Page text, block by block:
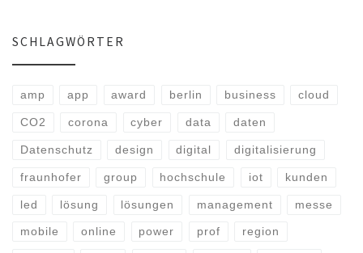
SCHLAGWÖRTER
amp app award berlin business cloud
CO2 corona cyber data daten
Datenschutz design digital digitalisierung
fraunhofer group hochschule iot kunden
led lösung lösungen management messe
mobile online power prof region